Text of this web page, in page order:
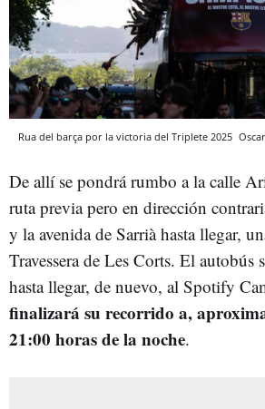
Rua del barça por la victoria del Triplete 2025
De allí se pondrá rumbo a la calle
ruta previa pero en dirección
y la avenida de Sarrià hasta llegar,
Travessera de Les Corts. El autobús
hasta llegar, de nuevo, al Spotify
finalizará su recorrido a,
21:00 horas de la noche.